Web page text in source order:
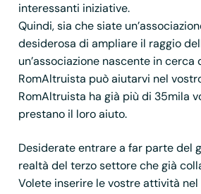
interessanti iniziative.
Quindi, sia che siate
desiderosa di ampliare il raggio
un’associazione nascente in cerca
RomAltruista può aiutarvi nel
RomAltruista ha già più di 35mila
prestano il loro aiuto.
Desiderate entrare a far parte del
realtà del terzo settore che già
Volete inserire le vostre attività